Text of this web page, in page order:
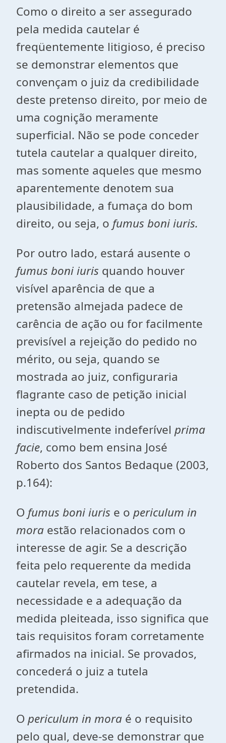
Como o direito a ser assegurado
pela medida cautelar é
freqüentemente litigioso, é preciso
se demonstrar elementos que
convençam o juiz da credibilidade
deste pretenso direito, por meio de
uma cognição meramente
superficial. Não se pode conceder
tutela cautelar a qualquer direito,
mas somente aqueles que mesmo
aparentemente denotem sua
plausibilidade, a fumaça do bom
direito, ou seja, o fumus boni iuris.
Por outro lado, estará ausente o
fumus boni iuris quando houver
visível aparência de que a
pretensão almejada padece de
carência de ação ou for facilmente
previsível a rejeição do pedido no
mérito, ou seja, quando se
mostrada ao juiz, configuraria
flagrante caso de petição inicial
inepta ou de pedido
indiscutivelmente indeferível prima
facie, como bem ensina José
Roberto dos Santos Bedaque (2003,
p.164):
O fumus boni iuris e o periculum in
mora estão relacionados com o
interesse de agir. Se a descrição
feita pelo requerente da medida
cautelar revela, em tese, a
necessidade e a adequação da
medida pleiteada, isso significa que
tais requisitos foram corretamente
afirmados na inicial. Se provados,
concederá o juiz a tutela
pretendida.
O periculum in mora é o requisito
pelo qual, deve-se demonstrar que